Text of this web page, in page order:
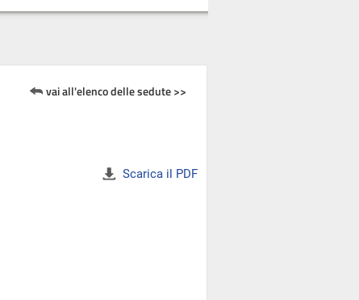
vai all'elenco delle sedute >>
Scarica il PDF